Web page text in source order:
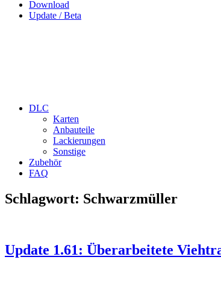
Download
Update / Beta
DLC
Karten
Anbauteile
Lackierungen
Sonstige
Zubehör
FAQ
Schlagwort: Schwarzmüller
Update 1.61: Überarbeitete